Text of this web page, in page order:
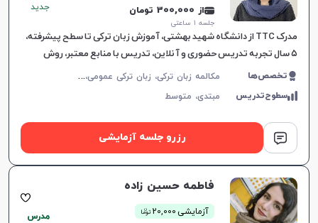
از 300,000 تومان
جلسه ۱ ساعتی
جدید
مدرک TTC از دانشگاه شهید بهشتی، آموزش زبان ترکی تا سطح پیشرفته،
۵ سال تجربه تدریس حضوری و آنلاین، تدریس با منابع معتبر، روش
تدریس صبورانه و عمیق، کلاس‌های مکالمه‌محور و جذ
تخصص‌ها م
کالمه زبان ترکی، زبان ترکی عمومی، زبان ترکی کودکان
سطوح‌تدریس مبتدی، متوسط
رزرو جلسه آزمایشی
فاطمه حسین زاده
آزمایشی 20,000 توما
ن
مدرس